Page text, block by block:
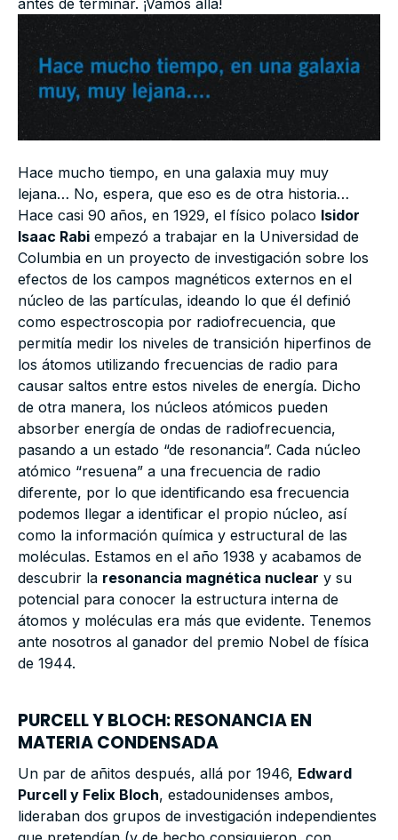
Hace mucho tiempo, en una galaxia muy muy
lejana… No, espera, que eso es de otra historia…
Hace casi 90 años, en 1929, el físico polaco Isidor
Isaac Rabi empezó a trabajar en la Universidad de
Columbia en un proyecto de investigación sobre los
efectos de los campos magnéticos externos en el
núcleo de las partículas, ideando lo que él definió
como espectroscopia por radiofrecuencia, que
permitía medir los niveles de transición hiperfinos de
los átomos utilizando frecuencias de radio para
causar saltos entre estos niveles de energía. Dicho
de otra manera, los núcleos atómicos pueden
absorber energía de ondas de radiofrecuencia,
pasando a un estado “de resonancia”. Cada núcleo
atómico “resuena” a una frecuencia de radio
diferente, por lo que identificando esa frecuencia
podemos llegar a identificar el propio núcleo, así
como la información química y estructural de las
moléculas. Estamos en el año 1938 y acabamos de
descubrir la resonancia magnética nuclear y su
potencial para conocer la estructura interna de
átomos y moléculas era más que evidente. Tenemos
ante nosotros al ganador del premio Nobel de física
de 1944.
PURCELL Y BLOCH: RESONANCIA EN
MATERIA CONDENSADA
Un par de añitos después, allá por 1946, Edward
Purcell y Felix Bloch, estadounidenses ambos,
lideraban dos grupos de investigación independientes